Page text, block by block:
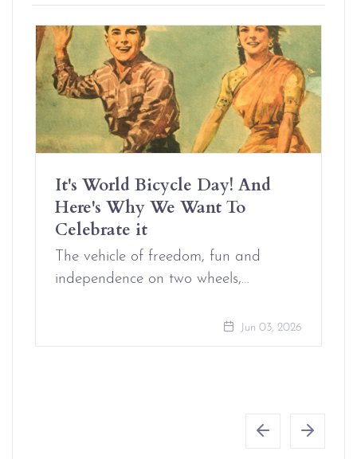
It's World Bicycle Day! And
Here's Why We Want To
Celebrate it
The vehicle of freedom, fun and
independence on two wheels,…
Jun 03, 2026